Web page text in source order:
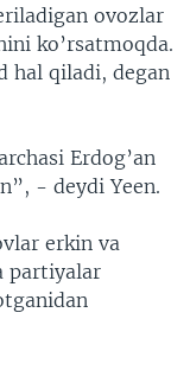
ovozlar
ko’rsatmoqda.
hal qiladi, degan
Erdog’an
- deydi Yeen.
erkin va
partiyalar